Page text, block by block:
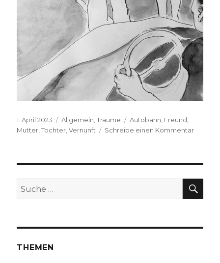
Veröffentlicht
am
1. April 2023 Kategorien
Allgemein ,Träume Schlagwörter
Autobahn Freund
Mutter ,Tochter ,Vernunft Schreibe einen Kommentarzu
Suche
nach:
THEMEN